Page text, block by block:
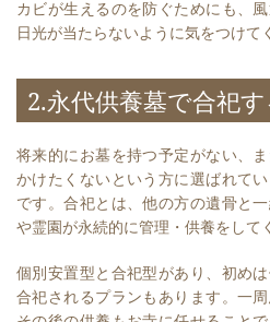
カビが生えるのを防ぐためにも、
日光が当たらないように気をつけて
2.永代供養墓で合祀す
将来的にお墓を持つ予定がない、
かけたくないという方に選ばれて
です。合祀とは、他の方の遺骨と
や霊園が永続的に管理・供養をして
個別安置型と合祀型があり、初め
合祀されるプランもあります。一